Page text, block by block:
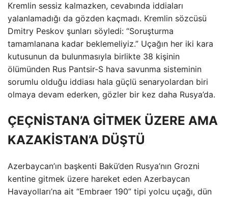
Kremlin sessiz kalmazken, cevabında iddiaları
yalanlamadığı da gözden kaçmadı. Kremlin sözcüsü
Dmitry Peskov şunları söyledi: “Soruşturma
tamamlanana kadar beklemeliyiz.” Uçağın her iki kara
kutusunun da bulunmasıyla birlikte 38 kişinin
ölümünden Rus Pantsir-S hava savunma sisteminin
sorumlu olduğu iddiası hala güçlü senaryolardan biri
olmaya devam ederken, gözler bir kez daha Rusya’da.
ÇEÇNİSTAN’A GİTMEK ÜZERE AMA
KAZAKİSTAN’A DÜŞTÜ
Azerbaycan’ın başkenti Bakü’den Rusya’nın Grozni
kentine gitmek üzere hareket eden Azerbaycan
Havayolları’na ait “Embraer 190” tipi yolcu uçağı, dün